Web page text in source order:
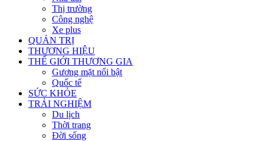
Thị trường
Công nghệ
Xe plus
QUẢN TRỊ
THƯƠNG HIỆU
THẾ GIỚI THƯƠNG GIA
Gương mặt nổi bật
Quốc tế
SỨC KHỎE
TRẢI NGHIỆM
Du lịch
Thời trang
Đời sống